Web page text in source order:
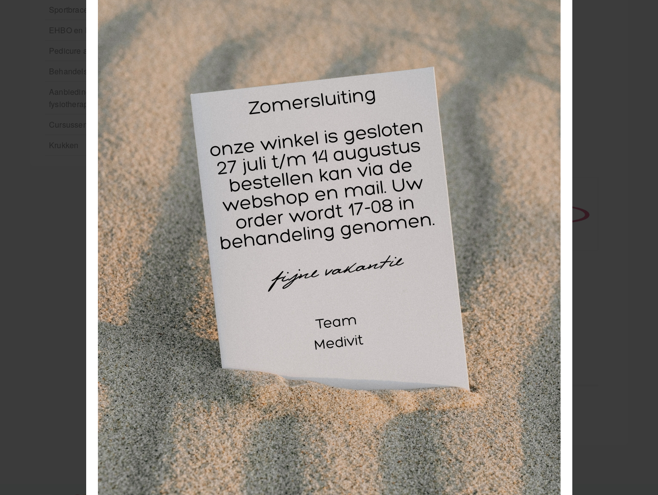
Sportbraces
EHBO en BHV
Pedicure artikelen
Behandelstoel elektrisch
Aanbiedingen groothandel
fysiotherapie en massage
Cursussen
Krukken
favoriet
voor 15.00 besteld
dezelfde werkdag
verzonden!
GRATIS
bezorging va. €95,- excl. btw
14 dagen retourgarantie
30 jaar
dé paramedisch specialist
Gazofix is een huidkleurige en op zichzelf klevende rekbaar fixatiewindsel,
eenvoudig aan te brengen en heeft goede ondersteunende eigenschappen.
Het materiaal van Gazofix bestaan uit katoen en polyamide. Door
geïmpregneerde microdruppels natuurlijk latex kleeft het windsel wel op
zichzelf, maar niet op de huid of aan het haar. Door het zelfklevende karakter
hoeven de windingen slechts met eenderde overlap worden aangebracht,
hetgeen veel materiaal kan besparen.
Toepassingen BSN Gazofix 6 cm. x 4 m:
- fixatie van verbanden en spalken
- huidvriendelijke antislip onderlaag bij compressieverband of tape
- bevestiging van polstermateriaal
- beschermend verband bij gipsverbanden en tapeverbanden
- als ondersteunend verband bij verstuikingen en verrekkingen
BSN Gazofix 6 cm. x 4 m. wordt per rol verpakt in een doosje geleverd.